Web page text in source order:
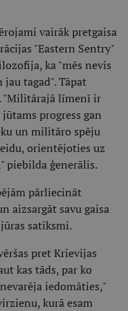
vairāk pretgaisa
"Eastern Sentry"
ka "mēs nevis
tagad". Tāpat
"Militārajā līmenī ir
progress gan
un militāro spēju
orientējoties uz
piebilda ģenerālis.
pārliecināt
aizsargāt savu gaisa
satiksmi.
pret Krievijas
kas tāds, par ko
iedomāties,"
kurā esam